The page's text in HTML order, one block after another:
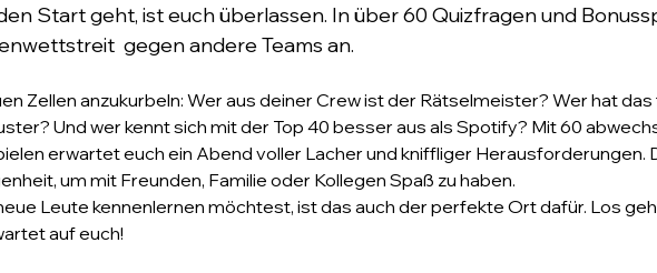
Start geht, ist euch überlassen. In über 60 Quizfragen und
gegen andere Teams an.
Zellen anzukurbeln: Wer aus deiner Crew ist der Rätselmeister? Wer hat
Und wer kennt sich mit der Top 40 besser aus als Spotify? Mit 60
erwartet euch ein Abend voller Lacher und kniffliger Herausforderungen.
um mit Freunden, Familie oder Kollegen Spaß zu haben.
Leute kennenlernen möchtest, ist das auch der perfekte Ort dafür. Los
auf euch!